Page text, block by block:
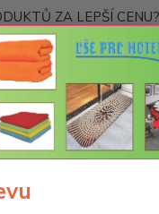
ZA LEPŠÍ
s gumou - 45 barev